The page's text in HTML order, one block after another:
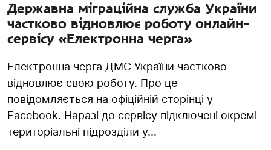
Державна міграційна служба України
частково відновлює роботу онлайн-
сервісу «Електронна черга»
Електронна черга ДМС України частково
відновлює свою роботу. Про це
повідомляється на офіційній сторінці у
Facebook. Наразі до сервісу підключені окремі
територіальні підрозділи у...